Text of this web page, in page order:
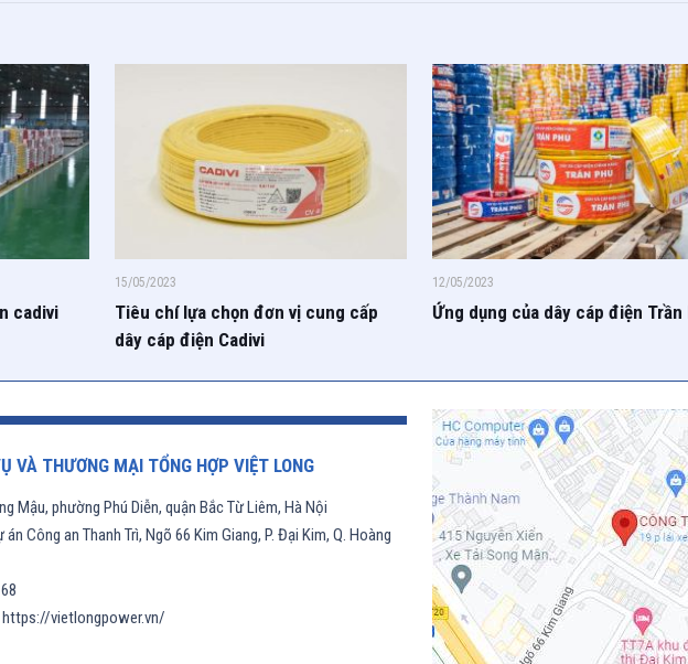
cadivi
15/05/2023
Tiêu chí lựa chọn đơn vị cung cấp
dây cáp điện Cadivi
12/05/2023
Ứng dụng của dây cáp điện Trần
VÀ THƯƠNG MẠI TỔNG HỢP VIỆT LONG
Mậu, phường Phú Diễn, quận Bắc Từ Liêm, Hà Nội
Công an Thanh Trì, Ngõ 66 Kim Giang, P. Đại Kim, Q. Hoàng
https://vietlongpower.vn/